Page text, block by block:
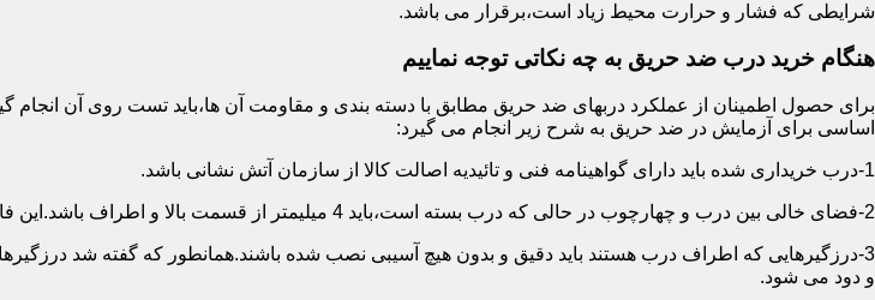
شرایطی که فشار و حرارت محیط زیاد است،برقرار می باشد.
هنگام خرید درب ضد حریق به چه نکاتی توجه نماییم
اساسی برای آزمایش در ضد حریق به شرح زیر انجام می گیرد:
1-درب خریداری شده باید دارای گواهینامه فنی و تائیدیه اصالت کالا از سازمان آتش نشانی باشد.
2-فضای خالی بین درب و چهارچوب در حالی که درب بسته است،باید 4 میلیمتر از قسمت بالا و اطراف باشد.این فاصله در پایین درب می تواند تا 8 میلیمتر باشد.به عبارتی نور نباید از پایین درب درز نماید.
3-درزگیرهایی که اطراف درب هستند باید دقیق و بدون هیچ آسیبی نصب شده باشند.همانطور که گفته شد
و دود می شود.